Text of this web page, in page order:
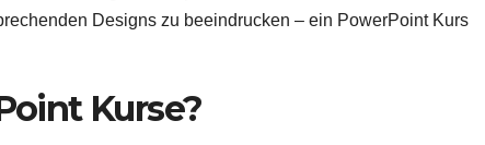
Designs zu beeindrucken – ein PowerPoint Kurs
Kurse?